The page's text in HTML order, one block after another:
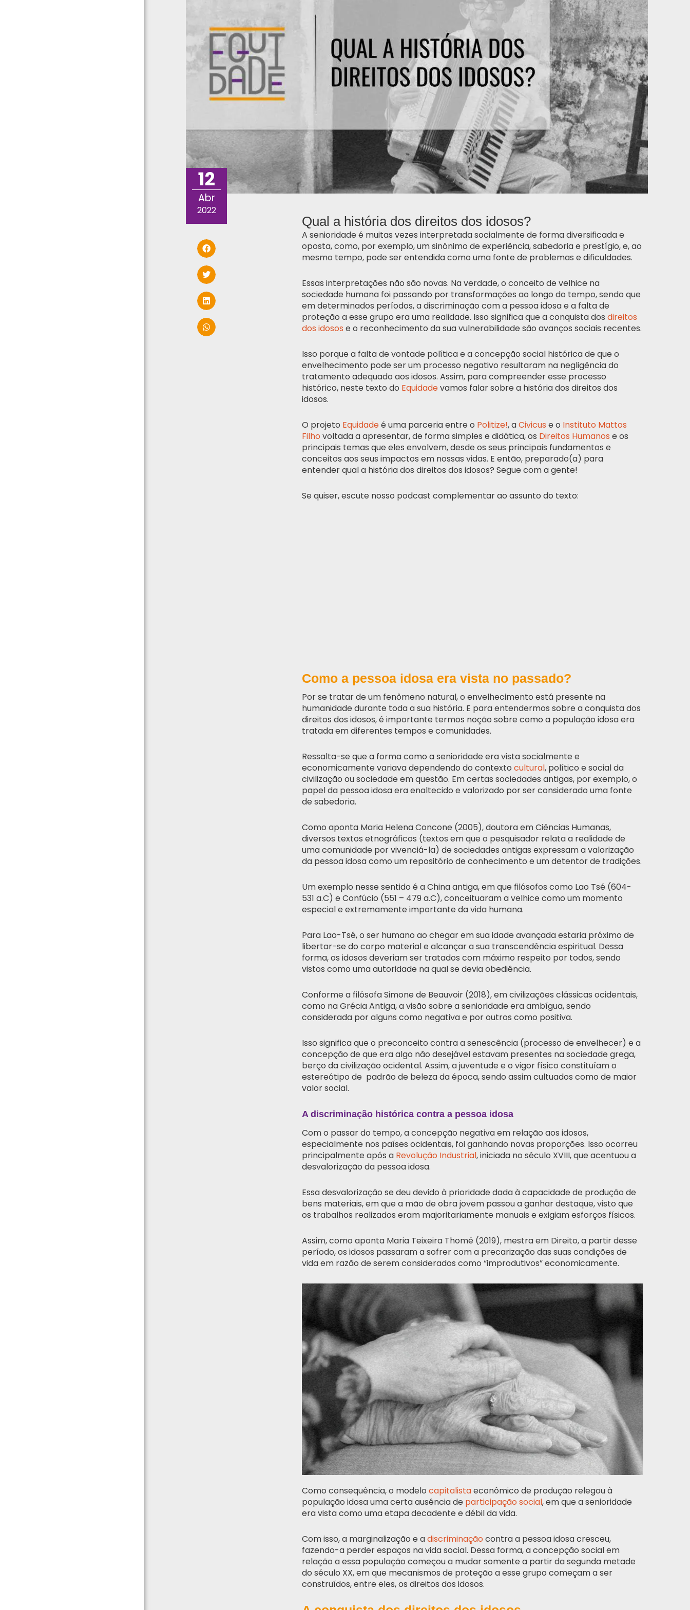
12
Abr
2022
Qual a história dos direitos dos idosos?
A senioridade é muitas vezes interpretada socialmente de forma diversificada e
oposta, como, por exemplo, um sinônimo de experiência, sabedoria e prestígio, e, ao
mesmo tempo, pode ser entendida como uma fonte de problemas e dificuldades.
Essas interpretações não são novas. Na verdade, o conceito de velhice na
sociedade humana foi passando por transformações ao longo do tempo, sendo que
em determinados períodos, a discriminação com a pessoa idosa e a falta de
proteção a esse grupo era uma realidade. Isso significa que a conquista dos direitos
dos idosos e o reconhecimento da sua vulnerabilidade são avanços sociais recentes.
Isso porque a falta de vontade política e a concepção social histórica de que o
envelhecimento pode ser um processo negativo resultaram na negligência do
tratamento adequado aos idosos. Assim, para compreender esse processo
histórico, neste texto do Equidadevamos falar sobre a história dos direitos dos
idosos.
O projeto Equidadeé uma parceria entre o Politize!, aCivicus e o Instituto Mattos
Filho voltada a apresentar, de forma simples e didática, os Direitos Humanos e os
principais temas que eles envolvem, desde os seus principais fundamentos e
conceitos aos seus impactos em nossas vidas. E então, preparado(a) para
entender qual a história dos direitos dos idosos? Segue com a gente!
Se quiser, escute nosso podcast complementar ao assunto do texto:
Como a pessoa idosa era vista no passado?
Por se tratar de um fenômeno natural, o envelhecimento está presente na
humanidade durante toda a sua história. E para entendermos sobre a conquista dos
direitos dos idosos, é importante termos noção sobre como a população idosa era
tratada em diferentes tempos e comunidades.
Ressalta-se que a forma como a senioridade era vista socialmente e
economicamente variava dependendo do contexto cultural, político e social da
civilização ou sociedade em questão. Em certas sociedades antigas, por exemplo, o
papel da pessoa idosa era enaltecido e valorizado por ser considerado uma fonte
de sabedoria.
Como aponta Maria Helena Concone (2005), doutora em Ciências Humanas,
diversos textos etnográficos (textos em que o pesquisador relata a realidade de
uma comunidade por vivenciá-la) de sociedades antigas expressam a valorização
da pessoa idosa como um repositório de conhecimento e um detentor de tradições.
Um exemplo nesse sentido é a China antiga, em que filósofos como Lao Tsé (604-
531 a.C) e Confúcio (551 – 479 a.C), conceituaram a velhice como um momento
especial e extremamente importante da vida humana.
Para Lao-Tsé, o ser humano ao chegar em sua idade avançada estaria próximo de
libertar-se do corpo material e alcançar a sua transcendência espiritual. Dessa
forma, os idosos deveriam ser tratados com máximo respeito por todos, sendo
vistos como uma autoridade na qual se devia obediência.
Conforme a filósofa Simone de Beauvoir (2018), em civilizações clássicas ocidentais,
como na Grécia Antiga, a visão sobre a senioridade era ambígua, sendo
considerada por alguns como negativa e por outros como positiva.
Isso significa que o preconceito contra a senescência (processo de envelhecer) e a
concepção de que era algo não desejável estavam presentes na sociedade grega,
berço da civilização ocidental. Assim, a juventude e o vigor físico constituíam o
estereótipo de padrão de beleza da época, sendo assim cultuados como de maior
valor social.
A discriminação histórica contra a pessoa idosa
Com o passar do tempo, a concepção negativa em relação aos idosos,
especialmente nos países ocidentais, foi ganhando novas proporções. Isso ocorreu
principalmente após a Revolução Industrial, iniciada no século XVIII, que acentuou a
desvalorização da pessoa idosa.
Essa desvalorização se deu devido à prioridade dada à capacidade de produção de
bens materiais, em que a mão de obra jovem passou a ganhar destaque, visto que
os trabalhos realizados eram majoritariamente manuais e exigiam esforços físicos.
Assim, como aponta Maria Teixeira Thomé (2019), mestra em Direito, a partir desse
período, os idosos passaram a sofrer com a precarização das suas condições de
vida em razão de serem considerados como “improdutivos” economicamente.
Como consequência, o modelo capitalistaeconômico de produção relegou à
população idosa uma certa ausência de participação social, em que a senioridade
era vista como uma etapa decadente e débil da vida.
Com isso, a marginalização e adiscriminação contra a pessoa idosa cresceu,
fazendo-a perder espaços na vida social. Dessa forma, a concepção social em
relação a essa população começou a mudar somente a partir da segunda metade
do século XX, em que mecanismos de proteção a esse grupo começam a ser
construídos, entre eles, os direitos dos idosos.